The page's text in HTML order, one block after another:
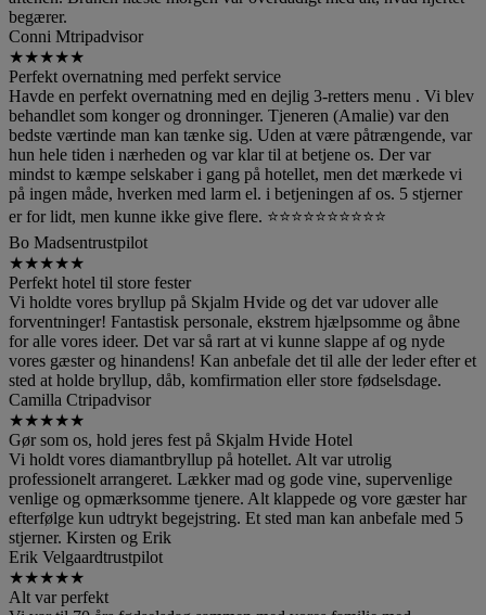
begærer.
Conni Mtripadvisor
★★★★★
Perfekt overnatning med perfekt service
Havde en perfekt overnatning med en dejlig 3-retters menu . Vi blev
behandlet som konger og dronninger. Tjeneren (Amalie) var den
bedste værtinde man kan tænke sig. Uden at være påtrængende, var
hun hele tiden i nærheden og var klar til at betjene os. Der var
mindst to kæmpe selskaber i gang på hotellet, men det mærkede vi
på ingen måde, hverken med larm el. i betjeningen af os. 5 stjerner
er for lidt, men kunne ikke give flere. ⭐️⭐️⭐️⭐️⭐️⭐️⭐️⭐️⭐️⭐️
Bo Madsentrustpilot
★★★★★
Perfekt hotel til store fester
Vi holdte vores bryllup på Skjalm Hvide og det var udover alle
forventninger! Fantastisk personale, ekstrem hjælpsomme og åbne
for alle vores ideer. Det var så rart at vi kunne slappe af og nyde
vores gæster og hinandens! Kan anbefale det til alle der leder efter et
sted at holde bryllup, dåb, komfirmation eller store fødselsdage.
Camilla Ctripadvisor
★★★★★
Gør som os, hold jeres fest på Skjalm Hvide Hotel
Vi holdt vores diamantbryllup på hotellet. Alt var utrolig
professionelt arrangeret. Lækker mad og gode vine, supervenlige
venlige og opmærksomme tjenere. Alt klappede og vore gæster har
efterfølge kun udtrykt begejstring. Et sted man kan anbefale med 5
stjerner. Kirsten og Erik
Erik Velgaardtrustpilot
★★★★★
Alt var perfekt